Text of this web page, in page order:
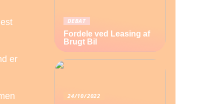
er
DEBAT
Fordele ved Leasing af
Brugt Bil
24/10/2022